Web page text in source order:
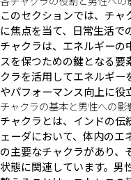
このセクションでは、チ
に焦点を当て、日常生活で
チャクラは、エネルギーの
スを保つための鍵となる要
クラを活用してエネルギ
やパフォーマンス向上に役
チャクラの基本と男性への影
チャクラとは、インドの伝
ェーダにおいて、体内のエ
の主要なチャクラがあり、
状態に関連しています。男